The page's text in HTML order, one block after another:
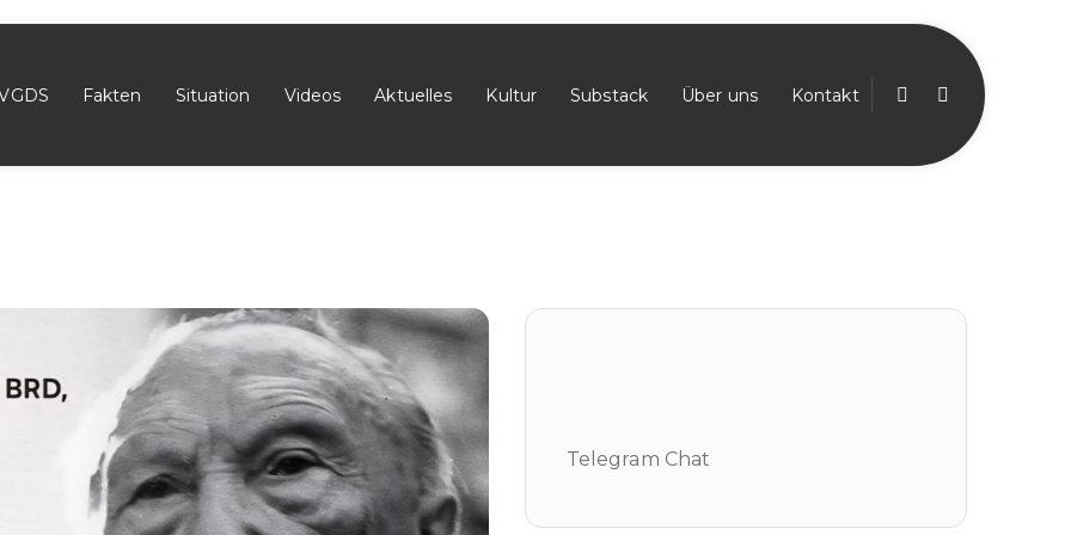
Fakten Situation Videos Aktuelles Kultur Substack Über uns Kontakt
Home Kategorie:2+4 Vertrag
Telegram Chat